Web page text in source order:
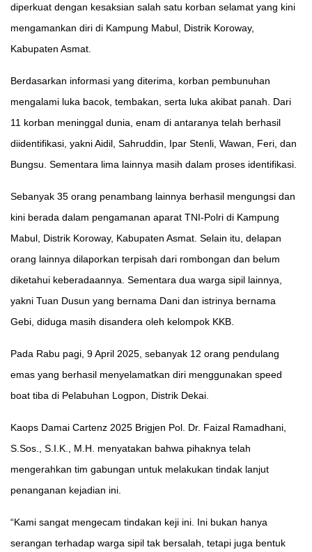
diperkuat dengan kesaksian salah satu korban selamat yang kini
mengamankan diri di Kampung Mabul, Distrik Koroway,
Kabupaten Asmat.
Berdasarkan informasi yang diterima, korban pembunuhan
mengalami luka bacok, tembakan, serta luka akibat panah. Dari
11 korban meninggal dunia, enam di antaranya telah berhasil
diidentifikasi, yakni Aidil, Sahruddin, Ipar Stenli, Wawan, Feri, dan
Bungsu. Sementara lima lainnya masih dalam proses identifikasi.
Sebanyak 35 orang penambang lainnya berhasil mengungsi dan
kini berada dalam pengamanan aparat TNI-Polri di Kampung
Mabul, Distrik Koroway, Kabupaten Asmat. Selain itu, delapan
orang lainnya dilaporkan terpisah dari rombongan dan belum
diketahui keberadaannya. Sementara dua warga sipil lainnya,
yakni Tuan Dusun yang bernama Dani dan istrinya bernama
Gebi, diduga masih disandera oleh kelompok KKB.
Pada Rabu pagi, 9 April 2025, sebanyak 12 orang pendulang
emas yang berhasil menyelamatkan diri menggunakan speed
boat tiba di Pelabuhan Logpon, Distrik Dekai.
Kaops Damai Cartenz 2025 Brigjen Pol. Dr. Faizal Ramadhani,
S.Sos., S.I.K., M.H. menyatakan bahwa pihaknya telah
mengerahkan tim gabungan untuk melakukan tindak lanjut
penanganan kejadian ini.
“Kami sangat mengecam tindakan keji ini. Ini bukan hanya
serangan terhadap warga sipil tak bersalah, tetapi juga bentuk